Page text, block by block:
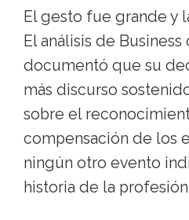
El gesto fue grande y
El análisis de Business
documentó que su
más discurso
sobre el
compensación de los
ningún otro evento
historia de la